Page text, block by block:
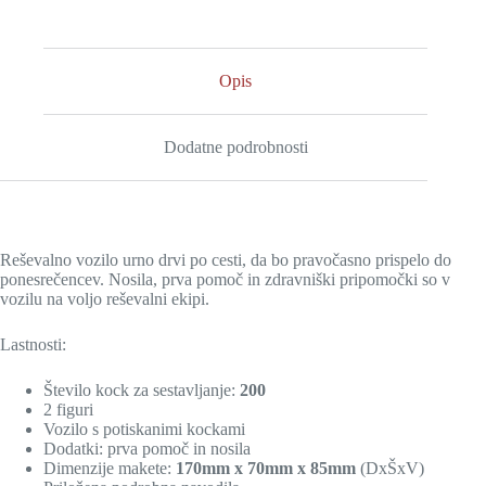
Opis
Dodatne podrobnosti
Reševalno vozilo urno drvi po cesti, da bo pravočasno prispelo do
ponesrečencev. Nosila, prva pomoč in zdravniški pripomočki so v
vozilu na voljo reševalni ekipi.
Lastnosti:
Število kock za sestavljanje: 200
2 figuri
Vozilo s potiskanimi kockami
Dodatki: prva pomoč in nosila
Dimenzije makete: 170mm x 70mm x 85mm (DxŠxV)